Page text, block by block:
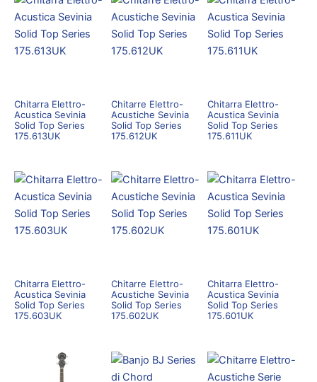
Chitarra Elettro-
Acustica Sevinia
Solid Top Series
175.613UK
Chitarre Elettro-
Acustiche Sevinia
Solid Top Series
175.612UK
Chitarra Elettro-
Acustica Sevinia
Solid Top Series
175.611UK
Chitarra Elettro-
Acustica Sevinia
Solid Top Series
175.603UK
Chitarre Elettro-
Acustiche Sevinia
Solid Top Series
175.602UK
Chitarra Elettro-
Acustica Sevinia
Solid Top Series
175.601UK